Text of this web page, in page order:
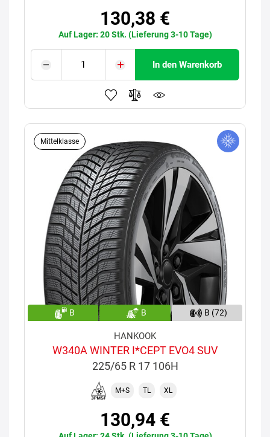
130,38 €
Auf Lager: 20 Stk. (Lieferung 3-10 Tage)
In den Warenkorb
Mittelklasse
B B B (72)
HANKOOK
W340A WINTER I*CEPT EVO4 SUV
225/65 R 17 106H
M+S TL XL
130,94 €